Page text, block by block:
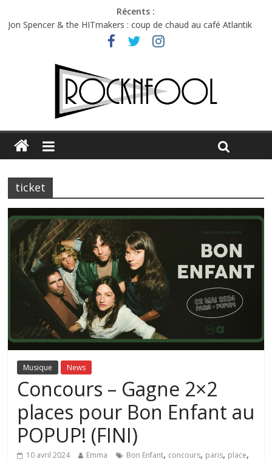
Récents :
Jon Spencer & the HITmakers : coup de chaud au café Atlantik
Hellfest 2026 vendredi : température et émotions en hausse
Hellfest 2026 jeudi : impossible de choisir entre chaleur et bonne
Première édition du Midgard Festival : entre bière, métal et
Charlie Puth à l’Olympia : la leçon de pop du Professeur Puth
ticket
Musique News
Concours – Gagne 2×2
places pour Bon Enfant au
POPUP! (FINI)
10 avril 2024 Emma Bon Enfant, concours, paris, place,